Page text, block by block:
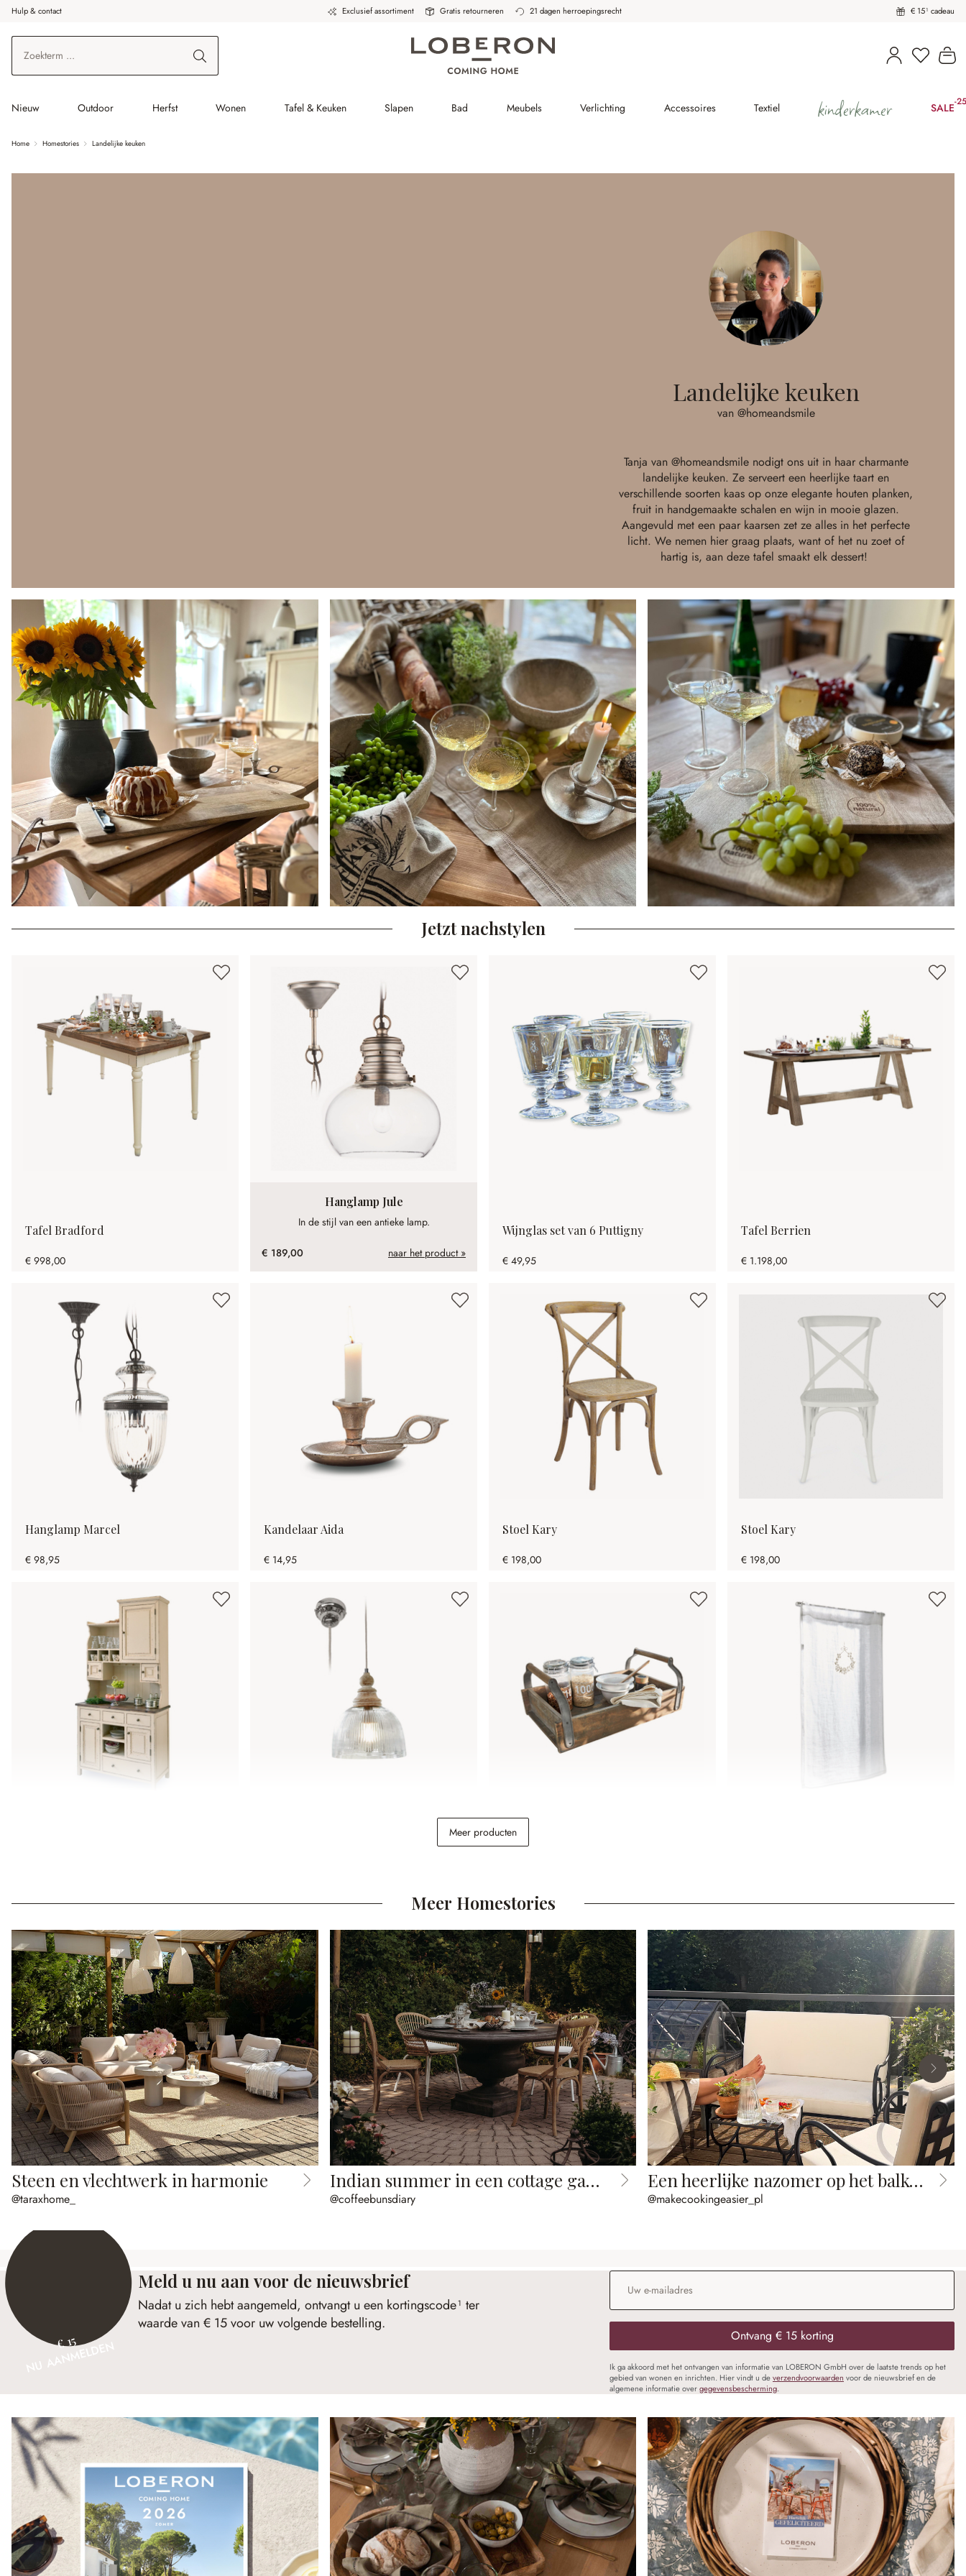
de hoofdinhoud
Ga naar zoeken
Ga naar de hoofdnavigatie
Hulp & contact Exclusief assortiment Gratis retourneren 21 dagen herroepingsrecht € 15¹ cadeau
U heeft
Nieuw Outdoor Herfst Wonen Tafel & Keuken Slapen Bad Meubels Verlichting Accessoires Textiel kinderkamer SALE-
Home Homestories Landelijke keuken
Landelijke keuken
van @homeandsmile
Tanja van @homeandsmile nodigt ons uit in haar charmante
landelijke keuken. Ze serveert een heerlijke taart en
verschillende soorten kaas op onze elegante houten planken,
fruit in handgemaakte schalen en wijn in mooie glazen.
Aangevuld met een paar kaarsen zet ze alles in het perfecte
licht. We nemen hier graag plaats, want of het nu zoet of
hartig is, aan deze tafel smaakt elk dessert!
Jetzt nachstylen
Tafel Bradford
€ 998,00
Hanglamp Jule
In de stijl van een antieke lamp.
€ 189,00 naar het product »
Wijnglas set van 6 Puttigny
€ 49,95
Tafel Berrien
€ 1.198,00
Hanglamp Marcel
€ 98,95
Kandelaar Aida
€ 14,95
Stoel Kary
€ 198,00
Stoel Kary
€ 198,00
Dienblad Perryham
Meer producten
Meer Homestories
Steen en vlechtwerk in harmonie
@taraxhome_
Indian summer in een cottage garden
@coffeebunsdiary
Een heerlijke nazomer op het balkon
@makecookingeasier_pl
€ 15
NU AANMELDEN
Meld u nu aan voor de nieuwsbrief
Nadat u zich hebt aangemeld, ontvangt u een kortingscode¹ ter
waarde van € 15 voor uw volgende bestelling.
E-mailadres*
Ontvang € 15 korting
Ik ga akkoord met het ontvangen van informatie van LOBERON GmbH over de laatste trends op het
gebied van wonen en inrichten. Hier vindt u deverzendvoorwaarden voor de nieuwsbrief en de
algemene informatie overgegevensbescherming.